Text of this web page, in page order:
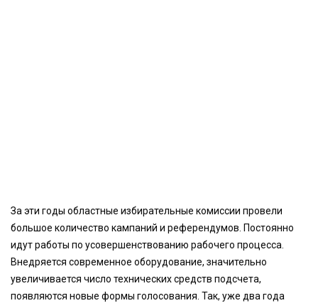
За эти годы областные избирательные комиссии провели
большое количество кампаний и референдумов. Постоянно
идут работы по усовершенствованию рабочего процесса.
Внедряется современное оборудование, значительно
увеличивается число технических средств подсчета,
появляются новые формы голосования. Так, уже два года